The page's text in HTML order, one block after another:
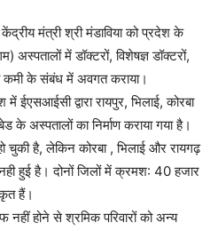
मंत्री श्री मंडाविया को प्रदेश के
अस्पतालों में डॉक्टरों, विशेषज्ञ डॉक्टरों,
कमी के संबंध में अवगत कराया।
ईएसआईसी द्वारा रायपुर, भिलाई, कोरबा
अस्पतालों का निर्माण कराया गया है।
चुकी है, लेकिन कोरबा , भिलाई और रायगढ़
हुई है। दोनों जिलों में क्रमश: 40 हजार
हैं।
नहीं होने से श्रमिक परिवारों को अन्य